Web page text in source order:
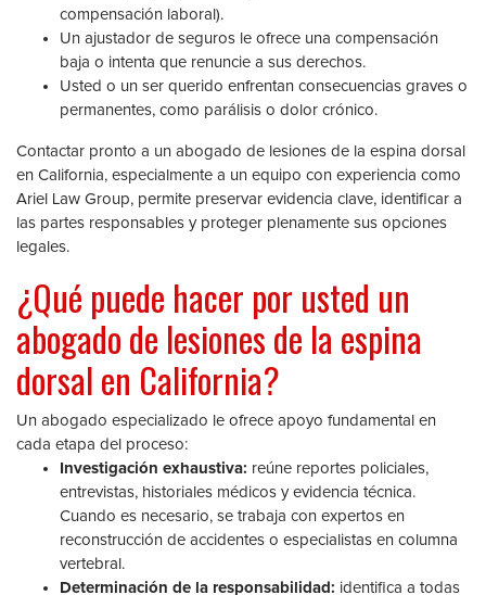
compensación laboral).
Un ajustador de seguros le ofrece una compensación
baja o intenta que renuncie a sus derechos.
Usted o un ser querido enfrentan consecuencias graves o
permanentes, como parálisis o dolor crónico.
Contactar pronto a un abogado de lesiones de la espina dorsal
en California, especialmente a un equipo con experiencia como
Ariel Law Group, permite preservar evidencia clave, identificar a
las partes responsables y proteger plenamente sus opciones
legales.
¿Qué puede hacer por usted un
abogado de lesiones de la espina
dorsal en California?
Un abogado especializado le ofrece apoyo fundamental en
cada etapa del proceso:
Investigación exhaustiva: reúne reportes policiales,
entrevistas, historiales médicos y evidencia técnica.
Cuando es necesario, se trabaja con expertos en
reconstrucción de accidentes o especialistas en columna
vertebral.
Determinación de la responsabilidad: identifica a todas